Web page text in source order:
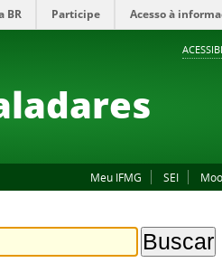
BR Participe Acesso à
Meu IFMG SEI